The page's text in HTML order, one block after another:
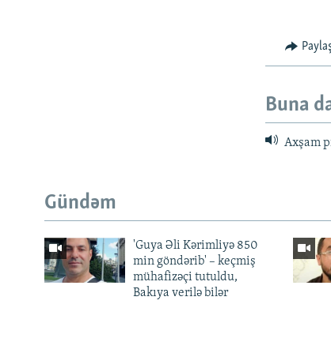
Buna
Axşam
Gündəm
'Guya Əli Kərimliyə 850
min göndərib' – keçmiş
mühafizəçi tutuldu,
Bakıya verilə bilər